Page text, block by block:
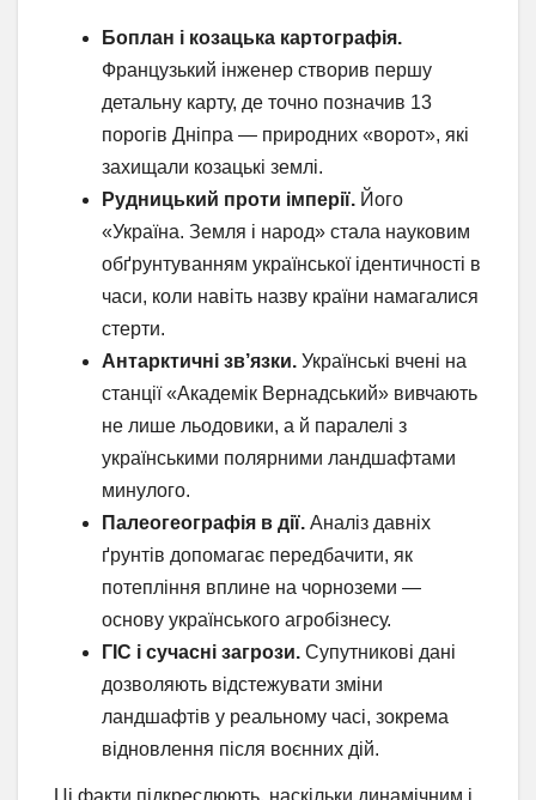
Боплан і козацька картографія.
Французький інженер створив першу
детальну карту, де точно позначив 13
порогів Дніпра — природних «ворот», які
захищали козацькі землі.
Рудницький проти імперії. Його
«Україна. Земля і народ» стала науковим
обґрунтуванням української ідентичності в
часи, коли навіть назву країни намагалися
стерти.
Антарктичні зв’язки. Українські вчені на
станції «Академік Вернадський» вивчають
не лише льодовики, а й паралелі з
українськими полярними ландшафтами
минулого.
Палеогеографія в дії. Аналіз давніх
ґрунтів допомагає передбачити, як
потепління вплине на чорноземи —
основу українського агробізнесу.
ГІС і сучасні загрози. Супутникові дані
дозволяють відстежувати зміни
ландшафтів у реальному часі, зокрема
відновлення після воєнних дій.